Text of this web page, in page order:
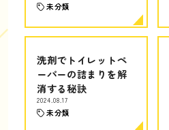
未分類
洗剤でトイレットペ
ーパーの詰まりを解
消する秘訣
2024.08.17
未分類